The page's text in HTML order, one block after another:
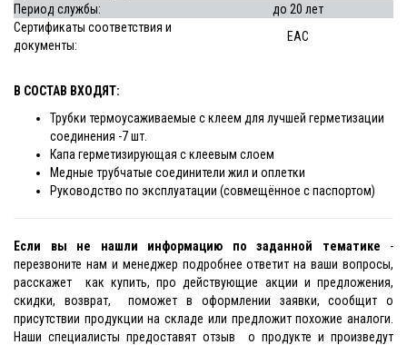
Период службы:
до 20 лет
Сертификаты соответствия и
документы:
EAC
В СОСТАВ ВХОДЯТ:
Трубки термоусаживаемые с клеем для лучшей герметизации
соединения -7 шт.
Капа герметизирующая с клеевым слоем
Медные трубчатые соединители жил и оплетки
Руководство по эксплуатации (совмещённое с паспортом)
Если вы не нашли информацию по заданной тематике -
перезвоните нам и менеджер подробнее ответит на ваши вопросы,
расскажет как купить, про действующие акции и предложения,
скидки, возврат, поможет в оформлении заявки, сообщит о
присутствии продукции на складе или предложит похожие аналоги.
Наши специалисты предоставят отзыв о продукте и произведут